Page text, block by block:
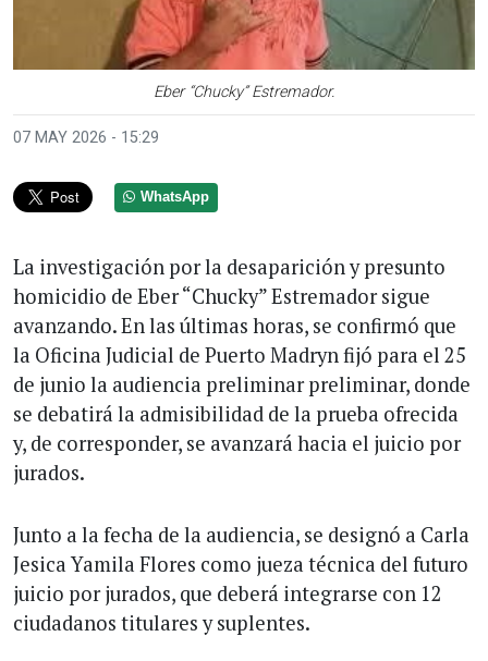
Eber “Chucky” Estremador.
07 MAY 2026 - 15:29
WhatsApp
La investigación por la desaparición y presunto
homicidio de Eber “Chucky” Estremador sigue
avanzando. En las últimas horas, se confirmó que
la Oficina Judicial de Puerto Madryn fijó para el 25
de junio la audiencia preliminar preliminar, donde
se debatirá la admisibilidad de la prueba ofrecida
y, de corresponder, se avanzará hacia el juicio por
jurados.
Junto a la fecha de la audiencia, se designó a Carla
Jesica Yamila Flores como jueza técnica del futuro
juicio por jurados, que deberá integrarse con 12
ciudadanos titulares y suplentes.